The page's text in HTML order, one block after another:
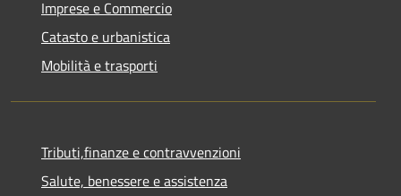
Imprese e Commercio
Catasto e urbanistica
Mobilità e trasporti
Tributi,finanze e contravvenzioni
Salute, benessere e assistenza